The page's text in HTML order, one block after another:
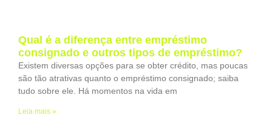
Qual é a diferença entre empréstimo
consignado e outros tipos de empréstimo?
Existem diversas opções para se obter crédito, mas poucas
são tão atrativas quanto o empréstimo consignado; saiba
tudo sobre ele. Há momentos na vida em
Leia mais »